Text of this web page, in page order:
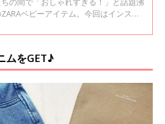
ベビーアイテム。今回はインスタ
コーディネートに取り入れてみてくだ
ムをGET♪